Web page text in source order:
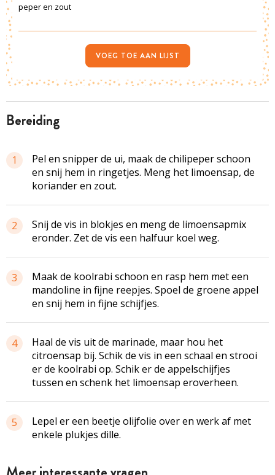
bereiding
1
Pel en snipper de ui, maak de chilipeper schoon
en snij hem in ringetjes. Meng het limoensap, de
koriander en zout.
2
Snij de vis in blokjes en meng de limoensapmix
eronder. Zet de vis een halfuur koel weg.
3
Maak de koolrabi schoon en rasp hem met een
mandoline in fijne reepjes. Spoel de groene appel
en snij hem in fijne schijfjes.
4
Haal de vis uit de marinade, maar hou het
citroensap bij. Schik de vis in een schaal en strooi
er de koolrabi op. Schik er de appelschijfjes
tussen en schenk het limoensap eroverheen.
5
Lepel er een beetje olijfolie over en werk af met
enkele plukjes dille.
peper en zout
VOEG TOE AAN LIJST